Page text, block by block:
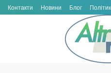
Контакти Новини Блог